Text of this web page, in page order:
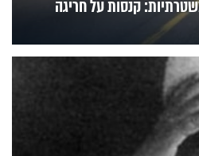
קנסות על חריגה